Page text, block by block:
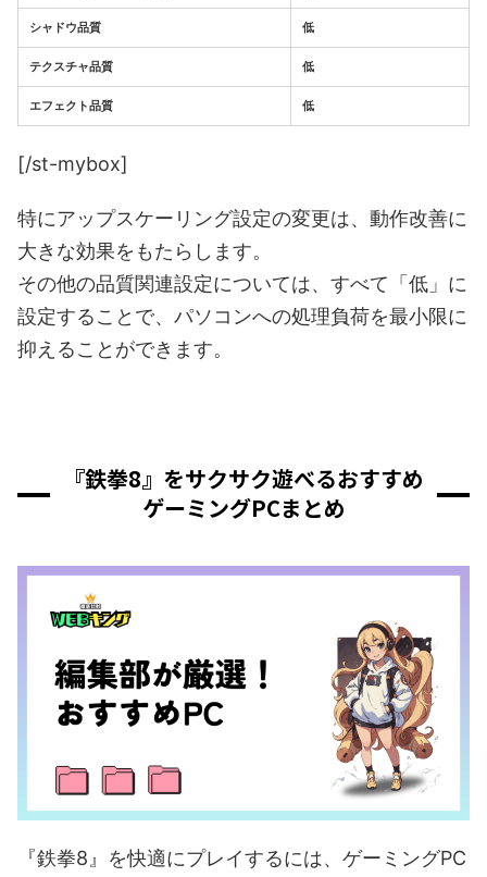
シャドウ品質 低
テクスチャ品質 低
エフェクト品質 低
[/st-mybox]
特にアップスケーリング設定の変更は、動作改善に
大きな効果をもたらします。
その他の品質関連設定については、すべて「低」に
設定することで、パソコンへの処理負荷を最小限に
抑えることができます。
『鉄拳8』をサクサク遊べるおすすめ
ゲーミングPCまとめ
『鉄拳8』を快適にプレイするには、ゲーミングPC